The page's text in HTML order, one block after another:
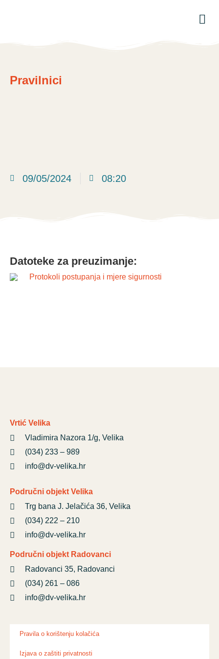
Pravilnici
09/05/2024 08:20
Datoteke za preuzimanje:
Protokoli postupanja i mjere sigurnosti
Vrtić Velika
Vladimira Nazora 1/g, Velika
(034) 233 – 989
info@dv-velika.hr
Područni objekt Velika
Trg bana J. Jelačića 36, Velika
(034) 222 – 210
info@dv-velika.hr
Područni objekt Radovanci
Radovanci 35, Radovanci
(034) 261 – 086
info@dv-velika.hr
Pravila o korištenju kolačića
Izjava o zaštiti privatnosti